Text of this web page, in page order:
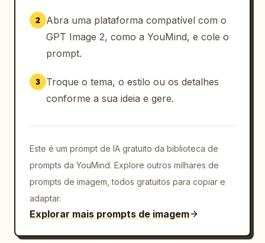
2
Abra uma plataforma compatível com o
GPT Image 2, como a YouMind, e cole o
prompt.
3
Troque o tema, o estilo ou os detalhes
conforme a sua ideia e gere.
Este é um prompt de IA gratuito da biblioteca de
prompts da YouMind. Explore outros milhares de
prompts de imagem, todos gratuitos para copiar e
adaptar.
Explorar mais prompts de imagem